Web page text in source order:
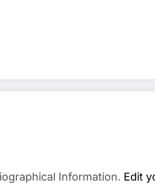
Information. Edit